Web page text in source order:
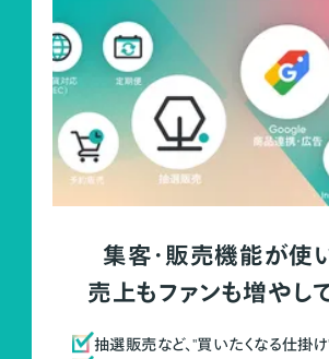
集客・販売機能が使
売上もファンも増やし
抽選販売など、"買いたくなる仕掛